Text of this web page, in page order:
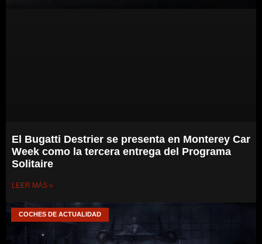
El Bugatti Destrier se presenta en Monterey Car
Week como la tercera entrega del Programa
Solitaire
LEER MÁS »
COCHES DE ACTUALIDAD